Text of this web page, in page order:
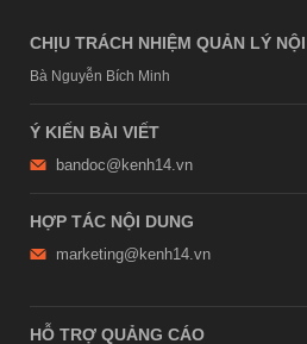
CHỊU TRÁCH NHIỆM QUẢN LÝ
Bà Nguyễn Bích Minh
Ý KIẾN BÀI VIẾT
bandoc@kenh14.vn
HỢP TÁC NỘI DUNG
marketing@kenh14.vn
HỖ TRỢ QUẢNG CÁO